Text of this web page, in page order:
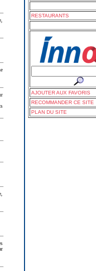
RESTAURANTS
AJOUTER AUX FAVORIS
RECOMMANDER CE SITE
PLAN DU SITE